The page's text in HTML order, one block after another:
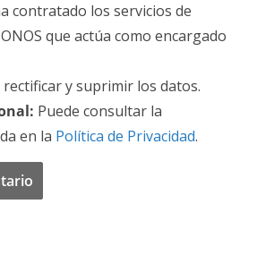
contratado los servicios de
que actúa como encargado
rectificar y suprimir los datos.
Puede consultar la
en la Política de Privacidad.